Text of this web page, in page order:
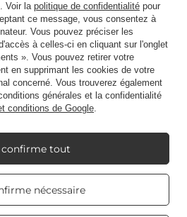
23/2,61-323Poznań
nets dans le magasin (hors TVA).
Voir la politique de confidentialité pour
ce message, vous consentez à
Vous pouvez préciser les
à celles-ci en cliquant sur l'onglet
». Vous pouvez retirer votre
en supprimant les cookies de votre
concerné. Vous trouverez également
générales et la confidentialité
conditions de Google.
nécessaire
confirme tout